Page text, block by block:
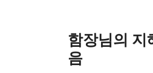
함장님의 지
음